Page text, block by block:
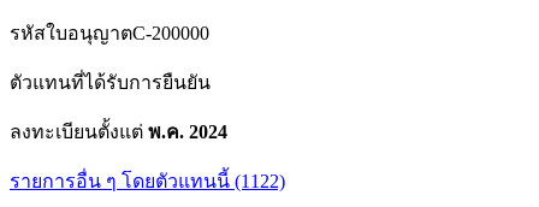
รหัสใบอนุญาตC-200000
ตัวแทนที่ได้รับการยืนยัน
ลงทะเบียนตั้งแต่ พ.ค. 2024
รายการอื่น ๆ โดยตัวแทนนี้ (1122)